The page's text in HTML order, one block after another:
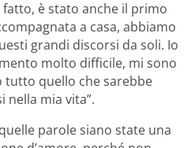
è stato anche il primo
a casa, abbiamo
grandi discorsi da soli. Io
molto difficile, mi sono
quello che sarebbe
nella mia vita”.
parole siano state una